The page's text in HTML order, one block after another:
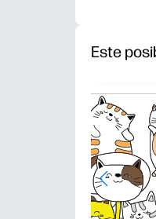
Este